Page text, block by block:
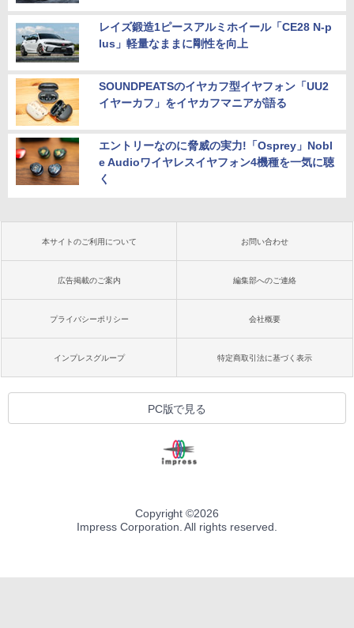
レイズ鍛造1ピースアルミホイール「CE28 N-p
lus」軽量なままに剛性を向上
SOUNDPEATSのイヤカフ型イヤフォン「UU2
イヤーカフ」をイヤカフマニアが語る
エントリーなのに脅威の実力!「Osprey」Nobl
e Audioワイヤレスイヤフォン4機種を一気に聴
く
本サイトのご利用について お問い合わせ
広告掲載のご案内 編集部へのご連絡
プライバシーポリシー 会社概要
インプレスグループ 特定商取引法に基づく表示
PC版で見る
Copyright ©2026
Impress Corporation. All rights reserved.